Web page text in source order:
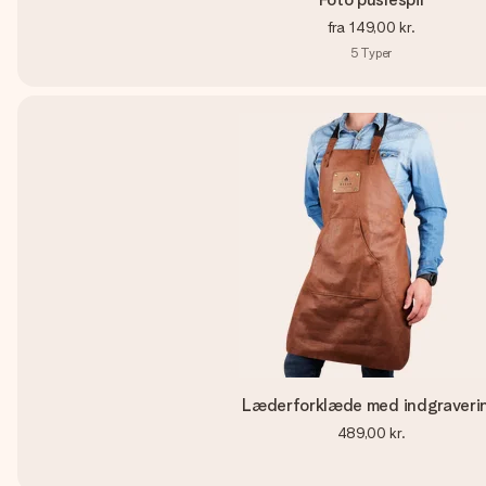
fra 149,00 kr.
5 Typer
Læderforklæde med
489,00 kr.